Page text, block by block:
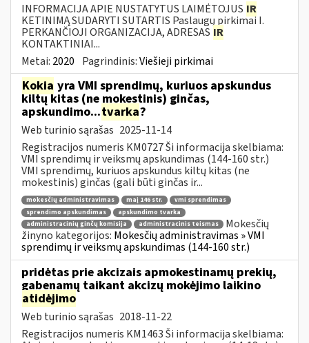
INFORMACIJA APIE NUSTATYTUS LAIMĖTOJUS IR
KETINIMĄ SUDARYTI SUTARTIS Paslaugų pirkimai I.
PERKANČIOJI ORGANIZACIJA, ADRESAS IR
KONTAKTINIAI...
Metai: 2020 Pagrindinis:Viešieji pirkimai
Kokia yra VMI sprendimų, kuriuos apskundus
kiltų kitas (ne mokestinis) ginčas,
apskundimo...tvarka?
Web turinio sąrašas 2025-11-14
Registracijos numeris KM0727 Ši informacija skelbiama:
VMI sprendimų ir veiksmų apskundimas (144-160 str.)
VMI sprendimų, kuriuos apskundus kiltų kitas (ne
mokestinis) ginčas (gali būti ginčas ir...
mokesčių administravimas maį 146 str.
vmi sprendimas
sprendimo apskundimas
apskundimo tvarka
administracinių ginčų komisija
administracinis teismas
Mokesčių
žinyno kategorijos: Mokesčių administravimas » VMI
sprendimų ir veiksmų apskundimas (144-160 str.)
pridėtas prie akcizais apmokestinamų prekių,
gabenamų taikant akcizų mokėjimo laikino
atidėjimo
Web turinio sąrašas 2018-11-22
Registracijos numeris KM1463 Ši informacija skelbiama: